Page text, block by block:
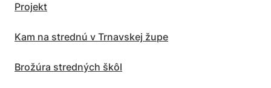
Projekt
Kam na strednú v Trnavskej župe
Brožúra stredných škôl